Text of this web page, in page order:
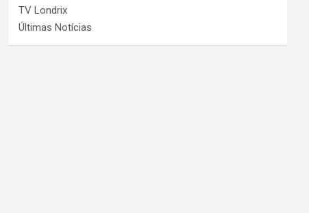
TV Londrix
Últimas Notícias